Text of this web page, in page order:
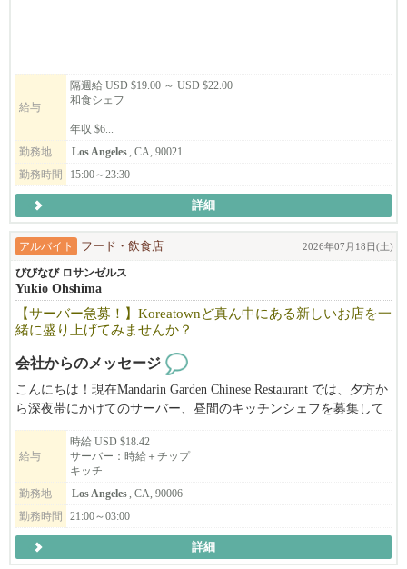
給与
隔週給 USD $19.00 ～ USD $22.00
和食シェフ
年収 $6...
勤務地
Los Angeles , CA, 90021
勤務時間
15:00～23:30
詳細
アルバイト フード・飲食店 2026年07月18日(土)
びびなび ロサンゼルス
Yukio Ohshima
【サーバー急募！】Koreatownど真ん中にある新しいお店を一
緒に盛り上げてみませんか？
会社からのメッセージ
こんにちは！現在Mandarin Garden Chinese Restaurant では、夕方か
ら深夜帯にかけてのサーバー、昼間のキッチンシェフを募集して
ます！
当店は少人数でのサービスのため、様々な経験を積め、やりがい
を感じる事間違いなし！
り、昼間、ディナー他の店との掛け持ちでの勤務も可能です！！
未経験、学生、OPT大歓迎！やる気のある方、明るく、責任感あ
る方、是非ご応募ください！
（※美味しいまかない付き！）
給与
時給 USD $18.42
サーバー：時給＋チップ
キッチ...
勤務地
Los Angeles, CA, 90006
勤務時間
21:00～03:00
詳細